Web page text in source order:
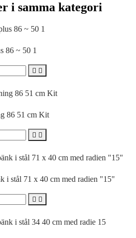
i samma kategori
86 ~ 50 1
 
86 51 cm Kit
 
i stål 71 x 40 cm med radien "15"
 